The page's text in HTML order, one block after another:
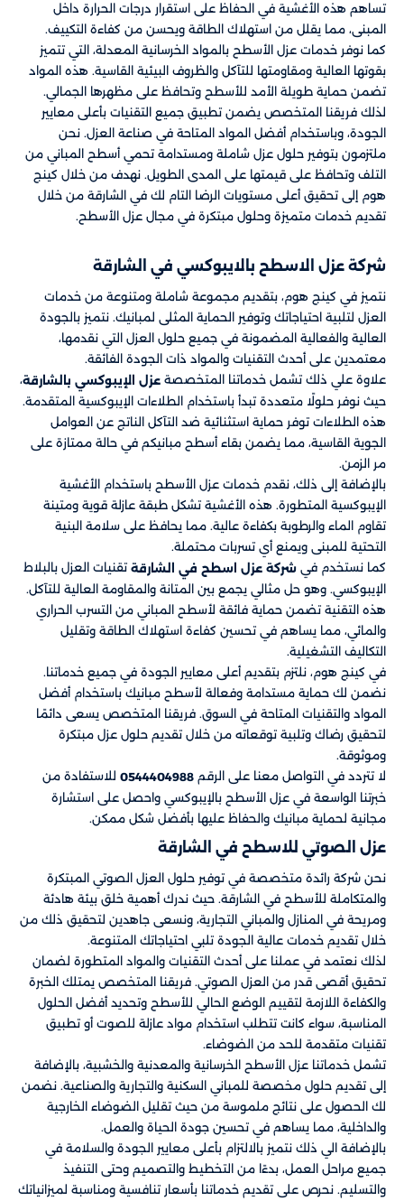
تساهم هذه الأغشية في الحفاظ على استقرار درجات الحرارة داخل
المبنى، مما يقلل من استهلاك الطاقة ويحسن من كفاءة التكييف.
كما نوفر خدمات عزل الأسطح بالمواد الخرسانية المعدلة، التي تتميز
بقوتها العالية ومقاومتها للتآكل والظروف البيئية القاسية. هذه المواد
تضمن حماية طويلة الأمد للأسطح وتحافظ على مظهرها الجمالي.
لذلك فريقنا المتخصص يضمن تطبيق جميع التقنيات بأعلى معايير
الجودة، وباستخدام أفضل المواد المتاحة في صناعة العزل. نحن
ملتزمون بتوفير حلول عزل شاملة ومستدامة تحمي أسطح المباني من
التلف وتحافظ على قيمتها على المدى الطويل. نهدف من خلال كينج
هوم إلى تحقيق أعلى مستويات الرضا التام لك في الشارقة من خلال
تقديم خدمات متميزة وحلول مبتكرة في مجال عزل الأسطح.
شركة عزل الاسطح بالايبوكسي في الشارقة
نتميز في كينج هوم، بتقديم مجموعة شاملة ومتنوعة من خدمات
العزل لتلبية احتياجاتك وتوفير الحماية المثلى لمبانيك. نتميز بالجودة
العالية والفعالية المضمونة في جميع حلول العزل التي نقدمها،
معتمدين على أحدث التقنيات والمواد ذات الجودة الفائقة.
علاوة علي ذلك تشمل خدماتنا المتخصصة عزل الإيبوكسي بالشارقة،
حيث نوفر حلولًا متعددة تبدأ باستخدام الطلاءات الإيبوكسية المتقدمة.
هذه الطلاءات توفر حماية استثنائية ضد التآكل الناتج عن العوامل
الجوية القاسية، مما يضمن بقاء أسطح مبانيكم في حالة ممتازة على
مر الزمن.
بالإضافة إلى ذلك، نقدم خدمات عزل الأسطح باستخدام الأغشية
الإيبوكسية المتطورة. هذه الأغشية تشكل طبقة عازلة قوية ومتينة
تقاوم الماء والرطوبة بكفاءة عالية. مما يحافظ على سلامة البنية
التحتية للمبنى ويمنع أي تسربات محتملة.
كما نستخدم في شركة عزل اسطح في الشارقة تقنيات العزل بالبلاط
الإيبوكسي. وهو حل مثالي يجمع بين المتانة والمقاومة العالية للتآكل.
هذه التقنية تضمن حماية فائقة لأسطح المباني من التسرب الحراري
والمائي، مما يساهم في تحسين كفاءة استهلاك الطاقة وتقليل
التكاليف التشغيلية.
في كينج هوم، نلتزم بتقديم أعلى معايير الجودة في جميع خدماتنا.
نضمن لك حماية مستدامة وفعالة لأسطح مبانيك باستخدام أفضل
المواد والتقنيات المتاحة في السوق. فريقنا المتخصص يسعى دائمًا
لتحقيق رضاك وتلبية توقعاته من خلال تقديم حلول عزل مبتكرة
وموثوقة.
لا تتردد في التواصل معنا على الرقم 0544404988 للاستفادة من
خبرتنا الواسعة في عزل الأسطح بالإيبوكسي واحصل على استشارة
مجانية لحماية مبانيك والحفاظ عليها بأفضل شكل ممكن.
عزل الصوتي للاسطح في الشارقة
نحن شركة رائدة متخصصة في توفير حلول العزل الصوتي المبتكرة
والمتكاملة للأسطح في الشارقة. حيث ندرك أهمية خلق بيئة هادئة
ومريحة في المنازل والمباني التجارية، ونسعى جاهدين لتحقيق ذلك من
خلال تقديم خدمات عالية الجودة تلبي احتياجاتك المتنوعة.
لذلك نعتمد في عملنا على أحدث التقنيات والمواد المتطورة لضمان
تحقيق أقصى قدر من العزل الصوتي. فريقنا المتخصص يمتلك الخبرة
والكفاءة اللازمة لتقييم الوضع الحالي للأسطح وتحديد أفضل الحلول
المناسبة، سواء كانت تتطلب استخدام مواد عازلة للصوت أو تطبيق
تقنيات متقدمة للحد من الضوضاء.
تشمل خدماتنا عزل الأسطح الخرسانية والمعدنية والخشبية، بالإضافة
إلى تقديم حلول مخصصة للمباني السكنية والتجارية والصناعية. نضمن
لك الحصول على نتائج ملموسة من حيث تقليل الضوضاء الخارجية
والداخلية، مما يساهم في تحسين جودة الحياة والعمل.
بالإضافة الي ذلك نتميز بالالتزام بأعلى معايير الجودة والسلامة في
جميع مراحل العمل، بدءًا من التخطيط والتصميم وحتى التنفيذ
والتسليم. نحرص على تقديم خدماتنا بأسعار تنافسية ومناسبة لميزانياتك